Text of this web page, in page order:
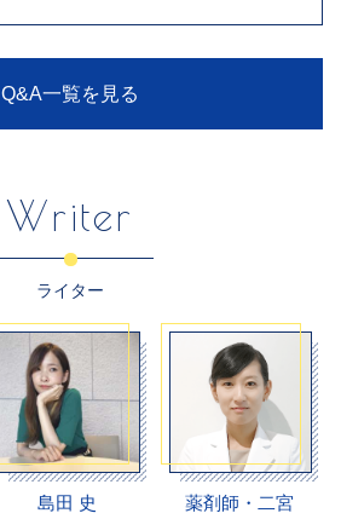
Q&A一覧を見る
Writer
ライター
島田 史 薬剤師・二宮